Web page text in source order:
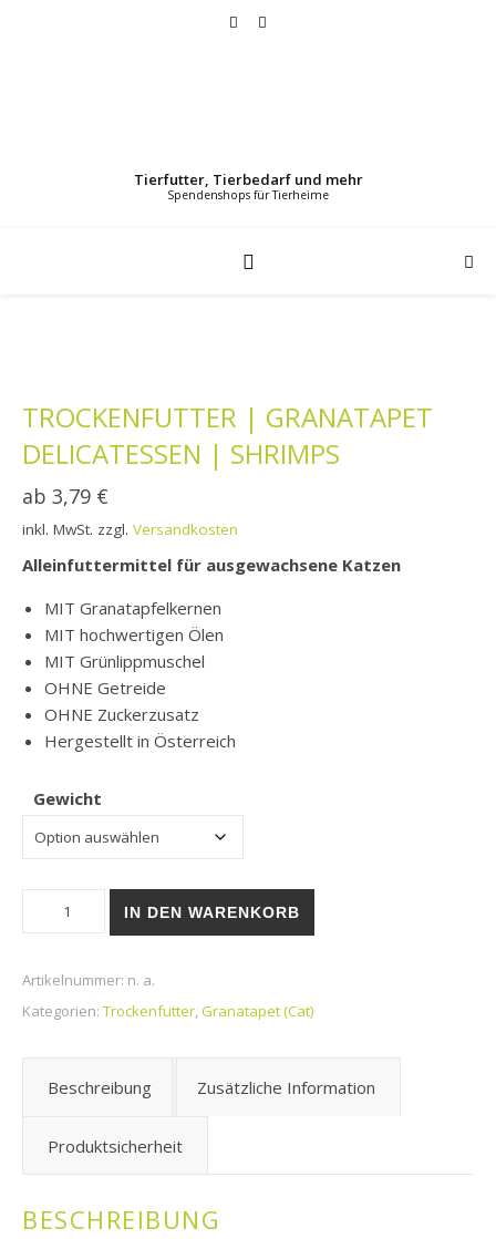
Tierfutter, Tierbedarf und mehr
TROCKENFUTTER | GRANATAPET
DELICATESSEN | SHRIMPS
ab 3,79 €
inkl. MwSt. zzgl. Versandkosten
Alleinfuttermittel für ausgewachsene Katzen
MIT Granatapfelkernen
MIT hochwertigen Ölen
MIT Grünlippmuschel
OHNE Getreide
OHNE Zuckerzusatz
Hergestellt in Österreich
Gewicht
Trockenfutter | Granatapet DeliCATessen | Shrimps Menge
IN DEN WARENKORB
Artikelnummer: n. a.
Kategorien: Trockenfutter,Granatapet (Cat)
Beschreibung Zusätzliche Information
Produktsicherheit
BESCHREIBUNG